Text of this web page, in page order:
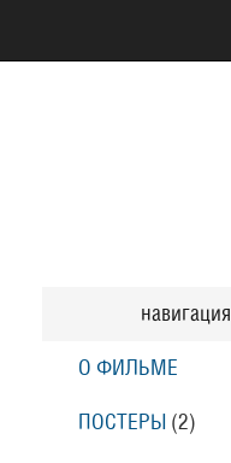
навигация
О ФИЛЬМЕ
ПОСТЕРЫ (2)